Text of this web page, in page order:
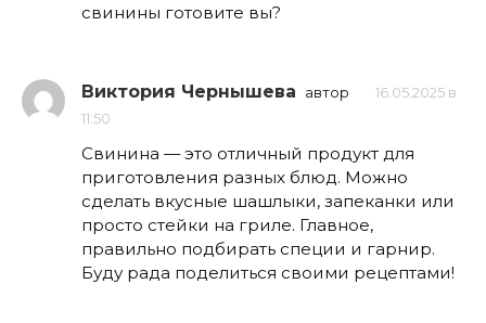
свинины готовите вы?
Виктория Чернышева автор
16.05.2025 в
11:50
Свинина — это отличный продукт для
приготовления разных блюд. Можно
сделать вкусные шашлыки, запеканки или
просто стейки на гриле. Главное,
правильно подбирать специи и гарнир.
Буду рада поделиться своими рецептами!